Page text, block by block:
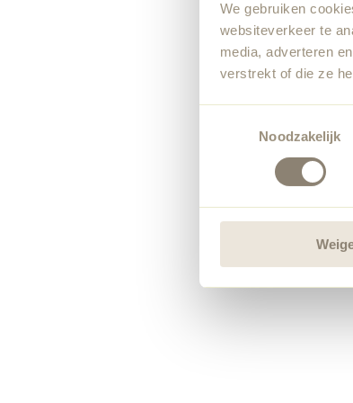
We gebruiken
websiteverkeer te
media, adverteren
verstrekt of die ze
Noodzakelijk